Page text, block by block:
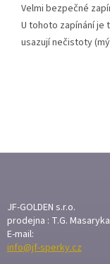
Velmi bezpečné
U tohoto zapínání je
usazují nečistoty
A
T
JF-GOLDEN s.r.o.
prodejna : T.G.
E-mail:
info@jf-sperky.cz